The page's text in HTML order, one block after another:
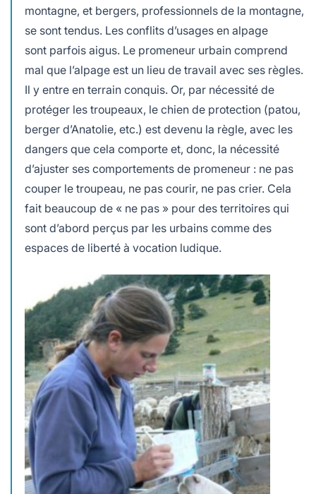
montagne, et bergers, professionnels de la montagne,
se sont tendus. Les conflits d’usages en alpage
sont parfois aigus. Le promeneur urbain comprend
mal que l’alpage est un lieu de travail avec ses règles.
Il y entre en terrain conquis. Or, par nécessité de
protéger les troupeaux, le chien de protection (patou,
berger d’Anatolie, etc.) est devenu la règle, avec les
dangers que cela comporte et, donc, la nécessité
d’ajuster ses comportements de promeneur : ne pas
couper le troupeau, ne pas courir, ne pas crier. Cela
fait beaucoup de « ne pas » pour des territoires qui
sont d’abord perçus par les urbains comme des
espaces de liberté à vocation ludique.